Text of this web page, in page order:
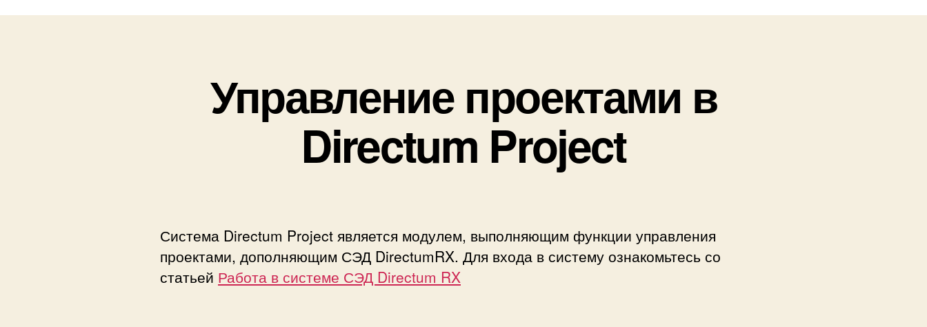
Управление проектами в
Directum Project
Система Directum Project является модулем, выполняющим функции управления
проектами, дополняющим СЭД DirectumRX. Для входа в систему ознакомьтесь со
статьей Работа в системе СЭД Directum RX